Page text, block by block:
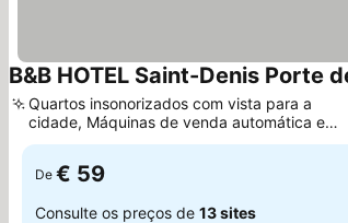
B&B HOTEL Saint-Denis Porte
Quartos insonorizados com vista para a
cidade, Máquinas de venda automática e
entrega de refeições no lobby
De € 59
Consulte os preços de 13 sites